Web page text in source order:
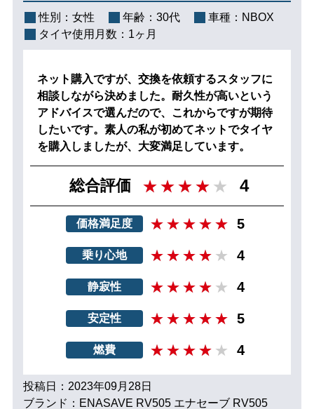
性別： 女性 年齢： 30代 車種： NBOX
タイヤ使用月数： 1ヶ月
ネット購入ですが、交換を依頼するスタッフに
相談しながら決めました。耐久性が高いという
アドバイスで選んだので、これからですが期待
したいです。素人の私が初めてネットでタイヤ
を購入しましたが、大変満足しています。
総合評価 4
価格満足度 5
乗り心地 4
静寂性 4
安定性 5
燃費 4
投稿日：2023年09月28日
ブランド：ENASAVE RV505 エナセーブ RV505